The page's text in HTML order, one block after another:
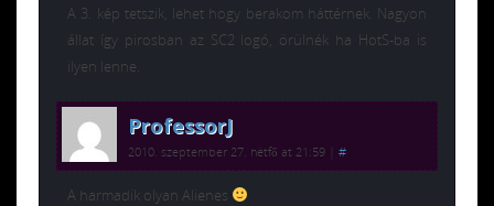
A 3. kép tetszik, lehet hogy berakom háttérnek. Nagyon
állat így pirosban az SC2 logó, örülnék ha HotS-ba is
ilyen lenne.
ProfessorJ
2010. szeptember 27. hétfő at 21:59 #
A harmadik olyan Alienes